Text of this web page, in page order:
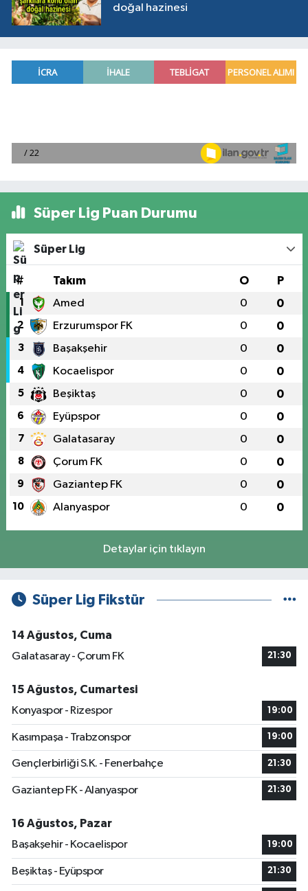
doğal hazinesi
Süper Lig Puan Durumu
Süper Lig
# Takım O P
1 Amed 0 0
2 Erzurumspor FK 0 0
3 Başakşehir 0 0
4 Kocaelispor 0 0
5 Beşiktaş 0 0
6 Eyüpspor 0 0
7 Galatasaray 0 0
8 Çorum FK 0 0
9 Gaziantep FK 0 0
10 Alanyaspor 0 0
Detaylar için tıklayın
Süper Lig Fikstür
14 Ağustos, Cuma
Galatasaray - Çorum FK
21:30
15 Ağustos, Cumartesi
Konyaspor - Rizespor
19:00
Kasımpaşa - Trabzonspor 19:00
Gençlerbirliği S.K. - Fenerbahçe 21:30
Gaziantep FK - Alanyaspor 21:30
16 Ağustos, Pazar
Başakşehir - Kocaelispor
19:00
Beşiktaş - Eyüpspor 21:30